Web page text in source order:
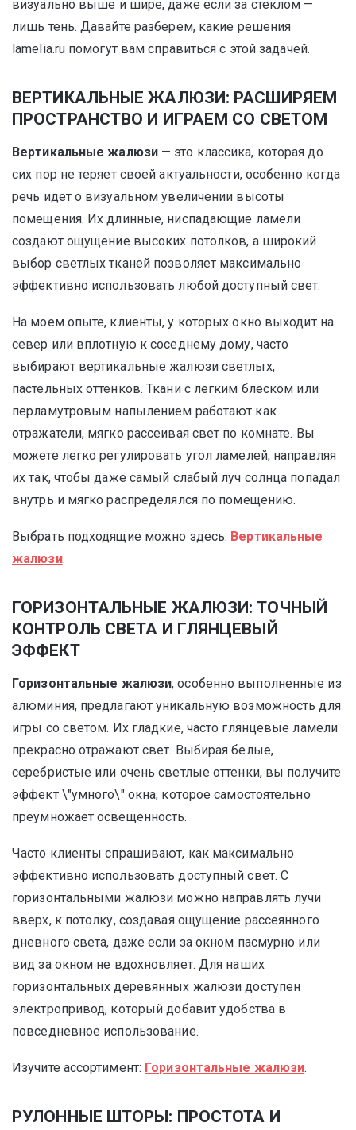
визуально выше и шире, даже если за стеклом —
лишь тень. Давайте разберем, какие решения
lamelia.ru помогут вам справиться с этой задачей.
ВЕРТИКАЛЬНЫЕ ЖАЛЮЗИ: РАСШИРЯЕМ
ПРОСТРАНСТВО И ИГРАЕМ СО СВЕТОМ
Вертикальные жалюзи— это классика, которая до
сих пор не теряет своей актуальности, особенно когда
речь идет о визуальном увеличении высоты
помещения. Их длинные, ниспадающие ламели
создают ощущение высоких потолков, а широкий
выбор светлых тканей позволяет максимально
эффективно использовать любой доступный свет.
На моем опыте, клиенты, у которых окно выходит на
север или вплотную к соседнему дому, часто
выбирают вертикальные жалюзи светлых,
пастельных оттенков. Ткани с легким блеском или
перламутровым напылением работают как
отражатели, мягко рассеивая свет по комнате. Вы
можете легко регулировать угол ламелей, направляя
их так, чтобы даже самый слабый луч солнца попадал
внутрь и мягко распределялся по помещению.
Выбрать подходящие можно здесь: Вертикальные
жалюзи.
ГОРИЗОНТАЛЬНЫЕ ЖАЛЮЗИ: ТОЧНЫЙ
КОНТРОЛЬ СВЕТА И ГЛЯНЦЕВЫЙ
ЭФФЕКТ
Горизонтальные жалюзи, особенно выполненные из
алюминия, предлагают уникальную возможность для
игры со светом. Их гладкие, часто глянцевые ламели
прекрасно отражают свет. Выбирая белые,
серебристые или очень светлые оттенки, вы получите
эффект \"умного\" окна, которое самостоятельно
преумножает освещенность.
Часто клиенты спрашивают, как максимально
эффективно использовать доступный свет. С
горизонтальными жалюзи можно направлять лучи
вверх, к потолку, создавая ощущение рассеянного
дневного света, даже если за окном пасмурно или
вид за окном не вдохновляет. Для наших
горизонтальных деревянных жалюзи доступен
электропривод, который добавит удобства в
повседневное использование.
Изучите ассортимент: Горизонтальные жалюзи.
РУЛОННЫЕ ШТОРЫ: ПРОСТОТА И